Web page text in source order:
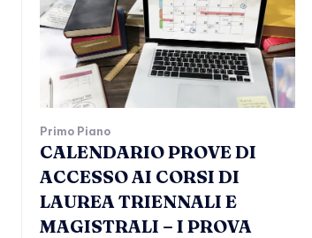
Primo Piano
CALENDARIO PROVE DI
ACCESSO AI CORSI DI
LAUREA TRIENNALI E
MAGISTRALI – I PROVA